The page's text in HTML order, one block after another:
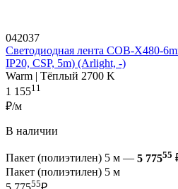
042037
Светодиодная лента COB-X480-
IP20, CSP, 5m) (Arlight, -)
Warm | Тёплый 2700 K
1 15511
₽/м
В наличии
Пакет (полиэтилен) 5 м — 5 77555
Пакет (полиэтилен) 5 м
55